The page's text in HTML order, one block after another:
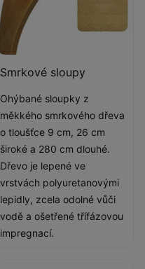
Smrkové sloupy
Ohýbané sloupky z
měkkého smrkového dřeva
o tloušťce 9 cm, 26 cm
široké a 280 cm dlouhé.
Dřevo je lepené ve
vrstvách polyuretanovými
lepidly, zcela odolné vůči
vodě a ošetřené třífázovou
impregnací.